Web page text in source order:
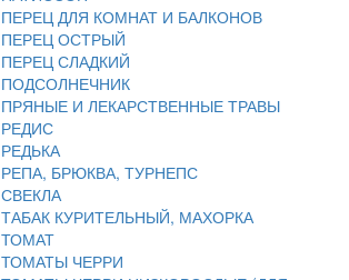
ПЕРЕЦ ДЛЯ КОМНАТ И БАЛКОНОВ
ПЕРЕЦ ОСТРЫЙ
ПЕРЕЦ СЛАДКИЙ
ПОДСОЛНЕЧНИК
ПРЯНЫЕ И ЛЕКАРСТВЕННЫЕ ТРАВЫ
РЕДИС
РЕДЬКА
РЕПА, БРЮКВА, ТУРНЕПС
СВЕКЛА
ТАБАК КУРИТЕЛЬНЫЙ, МАХОРКА
ТОМАТ
ТОМАТЫ ЧЕРРИ